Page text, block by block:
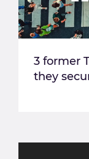
3 former
they